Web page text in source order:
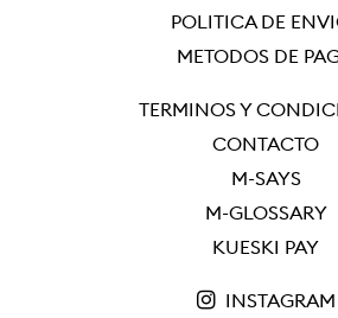
POLÍTICA DE
MÉTODOS DE
TÉRMINOS Y
CONTACTO
M-SAYS
M-GLOSSARY
KUESKI PAY
INSTAGRAM